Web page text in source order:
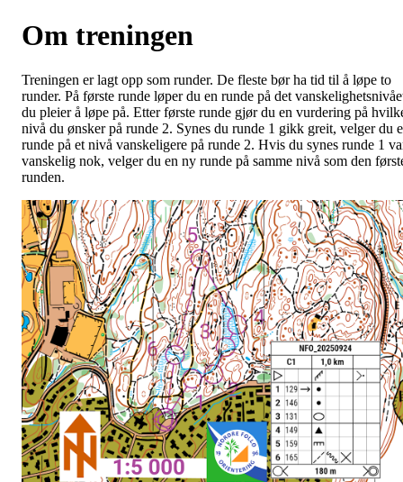
Om treningen
Treningen er lagt opp som runder. De fleste bør ha tid til å løpe to
runder. På første runde løper du en runde på det
du pleier å løpe på. Etter første runde gjør du en vurdering på
nivå du ønsker på runde 2. Synes du runde 1 gikk greit, velger du
runde på et nivå vanskeligere på runde 2. Hvis du synes runde 1
vanskelig nok, velger du en ny runde på samme nivå som den
runden.